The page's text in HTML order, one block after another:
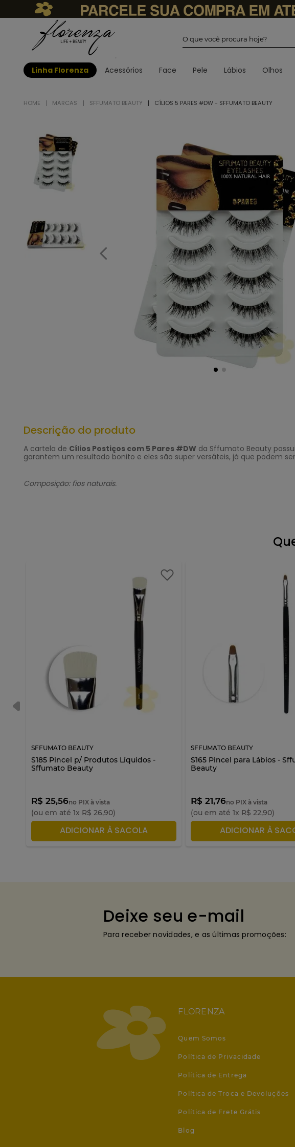
Linha Florenza Acessórios Face Pele Lábios Olhos
MARCAS SFFUMATO BEAUTY CÍLIOS 5 PARES #DW - SFFUMATO BEAUTY
Descrição do produto
A cartela de Cílios Postiços com 5 Pares #DW da Sffumato Beauty
garantem um resultado bonito e eles são super versáteis, já que podem
Composição: fios naturais.
SFFUMATO BEAUTY
S185 Pincel p/ Produtos Líquidos -
Sffumato Beauty
R$ 25,56no PIX à vista
(ou em até 1x R$ 26,90)
ADICIONAR À SACOLA
SFFUMATO BEAUTY
S165 Pincel para Lábios -
Beauty
R$ 21,76no PIX à vista
(ou em até1x R$ 22,90)
ADICIONAR À
Deixe seu e-mail
Para receber novidades, e as últimas promoções:
FLORENZA
Quem Somos
Política de Privacidade
Política de Entrega
Política de Troca e Devoluções
Política de Frete Grátis
Blog